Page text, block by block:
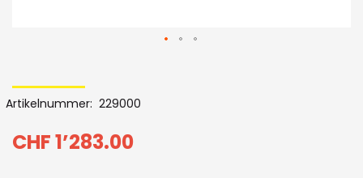
to
the
beginning
CHF 1’283.00
Artikelnummer 229000